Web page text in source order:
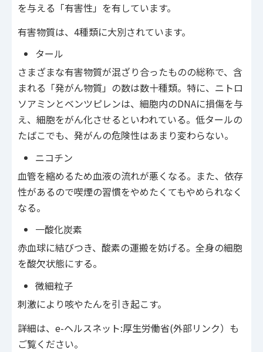
を与える「有害性」を有しています。
有害物質は、4種類に大別されています。
タール
さまざまな有害物質が混ざり合ったものの総称で、含
まれる「発がん物質」の数は数十種類。特に、ニトロ
ソアミンとベンツピレンは、細胞内のDNAに損傷を与
え、細胞をがん化させるといわれている。低タールの
たばこでも、発がんの危険性はあまり変わらない。
ニコチン
血管を縮めるため血液の流れが悪くなる。また、依存
性があるので喫煙の習慣をやめたくてもやめられなく
なる。
一酸化炭素
赤血球に結びつき、酸素の運搬を妨げる。全身の細胞
を酸欠状態にする。
微細粒子
刺激により咳やたんを引き起こす。
詳細は、e-ヘルスネット:厚生労働省(外部リンク）も
ご覧ください。